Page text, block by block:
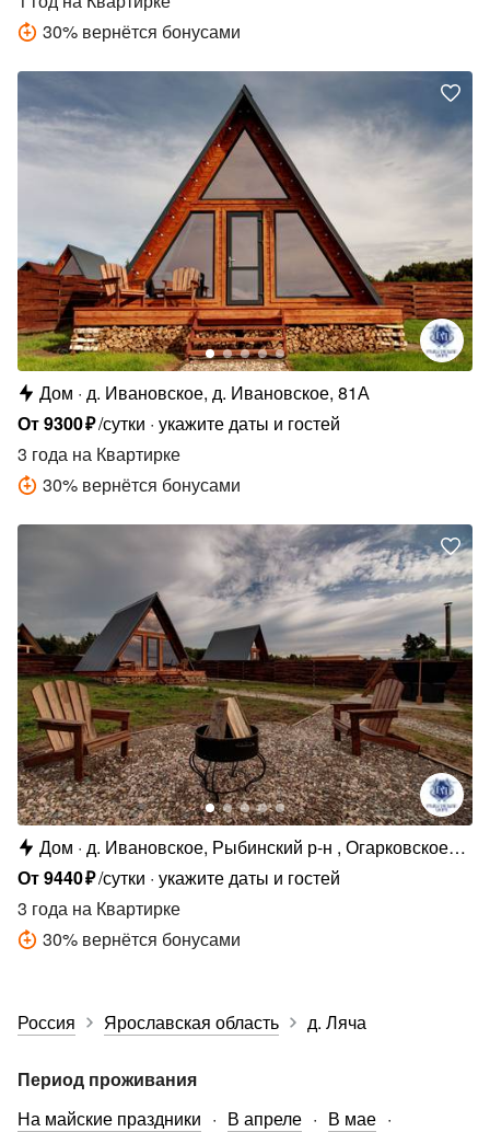
30% вернётся бонусами
Дом д. Ивановское, д. Ивановское, 81А
От9300₽/сутки укажите даты и гостей
3 года на Квартирке
30% вернётся бонусами
Дом д. Ивановское, Рыбинский р-н , Огарковское
с.п., д. Ивановское, 81
От9440₽/сутки укажите даты и гостей
3 года на Квартирке
30% вернётся бонусами
Россия Ярославская область д. Ляча
Период проживания
На майские праздники
В апреле
В мае